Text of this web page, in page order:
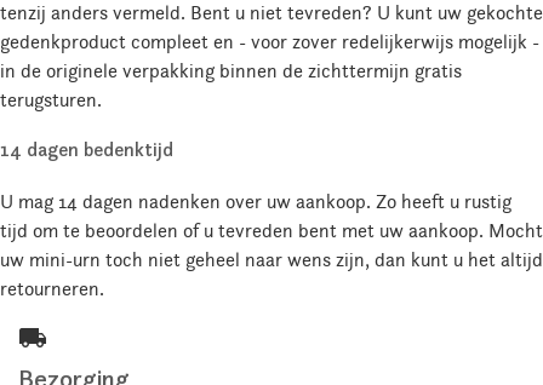
tenzij anders vermeld. Bent u niet tevreden? U kunt uw gekochte
gedenkproduct compleet en - voor zover redelijkerwijs mogelijk -
in de originele verpakking binnen de zichttermijn gratis
terugsturen.
14 dagen bedenktijd
U mag 14 dagen nadenken over uw aankoop. Zo heeft u rustig
tijd om te beoordelen of u tevreden bent met uw aankoop. Mocht
uw mini-urn toch niet geheel naar wens zijn, dan kunt u het altijd
retourneren.
local_shipping